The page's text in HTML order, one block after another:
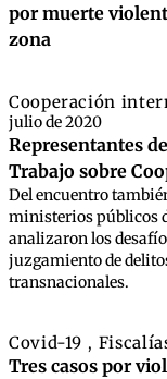
por muerte
zona
Cooperación
julio de 2020
Representantes
Trabajo sobre
Del encuentro
ministerios públicos
analizaron los
juzgamiento de
transnacionales.
Covid-19 ,
Tres casos por